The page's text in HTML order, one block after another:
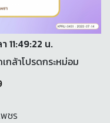
11:49:22 น.
กล้าโปรดกระหม่อม
ชร